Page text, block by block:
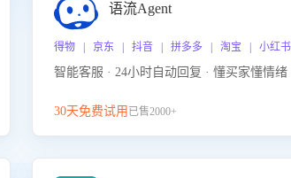
| 企业微信
语流Agent
得物 | 京东 | 抖音 | 拼多多 | 淘宝 | 小红
智能客服 · 24小时自动回复 · 懂买家懂情绪
30天免费试用 已售2000+